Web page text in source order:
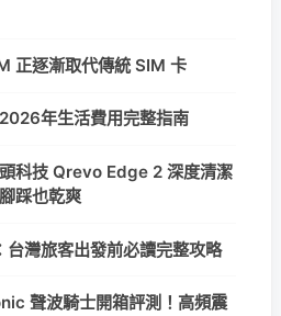
正逐漸取代傳統 SIM 卡
年生活費用完整指南
科技 Qrevo Edge 2 深度清潔
踩也乾爽
灣旅客出發前必讀完整攻略
聲波騎士開箱評測！高頻震